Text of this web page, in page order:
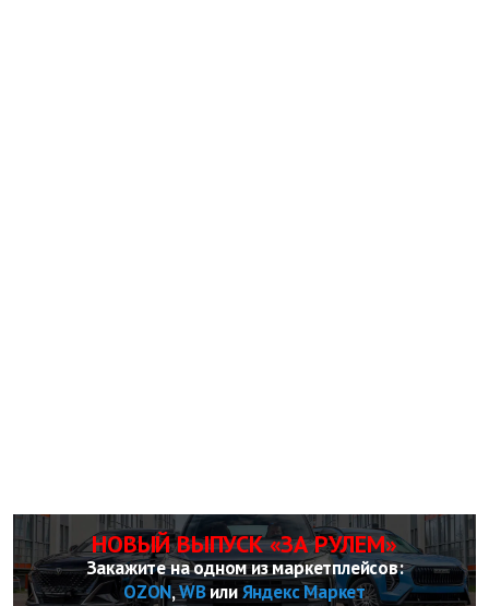
НОВЫЙ ВЫПУСК «ЗА РУЛЕМ»
Закажите на одном из маркетплейсов:
OZON,WBилиЯндекс Маркет